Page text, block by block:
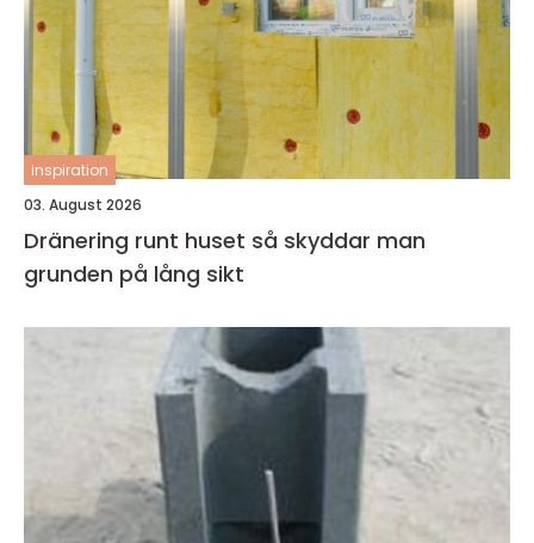
inspiration
03. August 2026
Dränering runt huset så skyddar man
grunden på lång sikt